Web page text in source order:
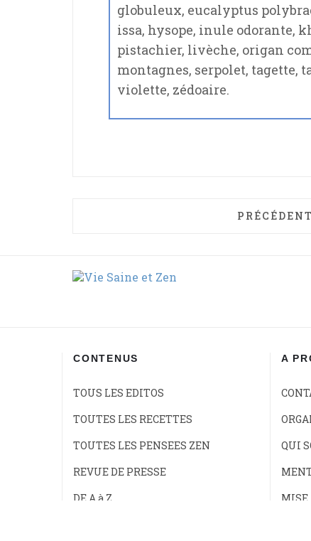
globuleux, eucalyptus
issa, hysope, inule odorante,
pistachier, livèche, origan
montagnes, serpolet, tagette,
violette, zédoaire.
ARTICLE
PRÉCÉDENT
CONTENUS
TOUS LES EDITOS
TOUTES LES RECETTES
TOUTES LES PENSEES ZEN
REVUE DE PRESSE
DE A à Z
A
QUI
MISE